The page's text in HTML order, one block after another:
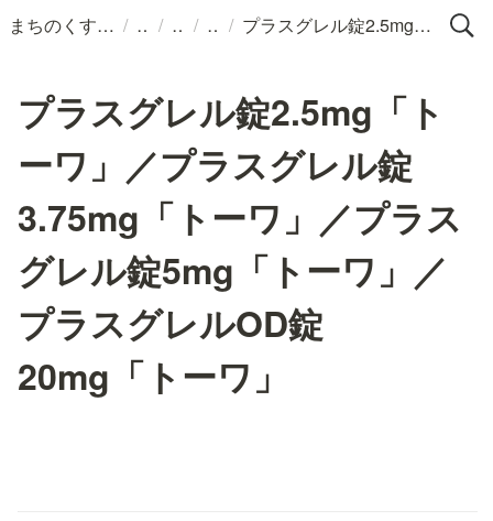
まちのくすりばこ / / / / プラスグレル錠2.5mg「トーワ」／プラスグレル錠3.75mg「トーワ」／プラスグレル錠5mg「トーワ」／プラスグレルOD錠20mg「トーワ」
プラスグレル錠2.5mg「ト
ーワ」／プラスグレル錠
3.75mg「トーワ」／プラス
グレル錠5mg「トーワ」／
プラスグレルOD錠
20mg「トーワ」